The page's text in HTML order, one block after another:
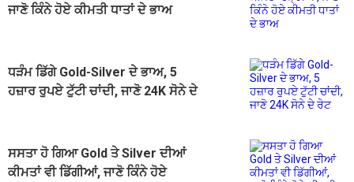
ਜਾਣੋ ਕਿੰਨੇ ਹੋਏ ਕੀਮਤੀ ਧਾਤਾਂ ਦੇ ਭਾਅ
ਧੜੰਮ ਡਿੱਗੇ Gold-Silver ਦੇ ਭਾਅ, 5
ਹਜ਼ਾਰ ਰੁਪਏ ਟੁੱਟੀ ਚਾਂਦੀ, ਜਾਣੋ 24K ਸੋਨੇ ਦੇ
ਸਸਤਾ ਹੋ ਗਿਆ Gold ਤੇ Silver ਦੀਆਂ
ਕੀਮਤਾਂ ਵੀ ਡਿੱਗੀਆਂ, ਜਾਣੋ ਕਿੰਨੇ ਹੋਏ